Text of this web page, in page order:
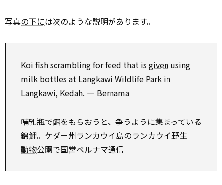
写真の下には次のような説明があります。
Koi fish scrambling for feed that is given using
milk bottles at Langkawi Wildlife Park in
Langkawi, Kedah. ― Bernama
哺乳瓶で餌をもらおうと、争うように集まっている
錦鯉。ケダー州ランカウイ島のランカウイ野生
動物公園で――国営ベルナマ通信